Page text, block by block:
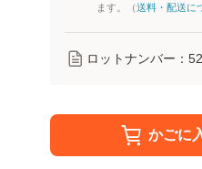
ます。（送料・配送に
ロットナンバー：
かごに